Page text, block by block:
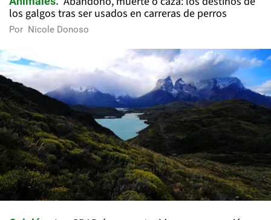
los galgos tras ser usados en carreras de perros
Por Nicole Donoso